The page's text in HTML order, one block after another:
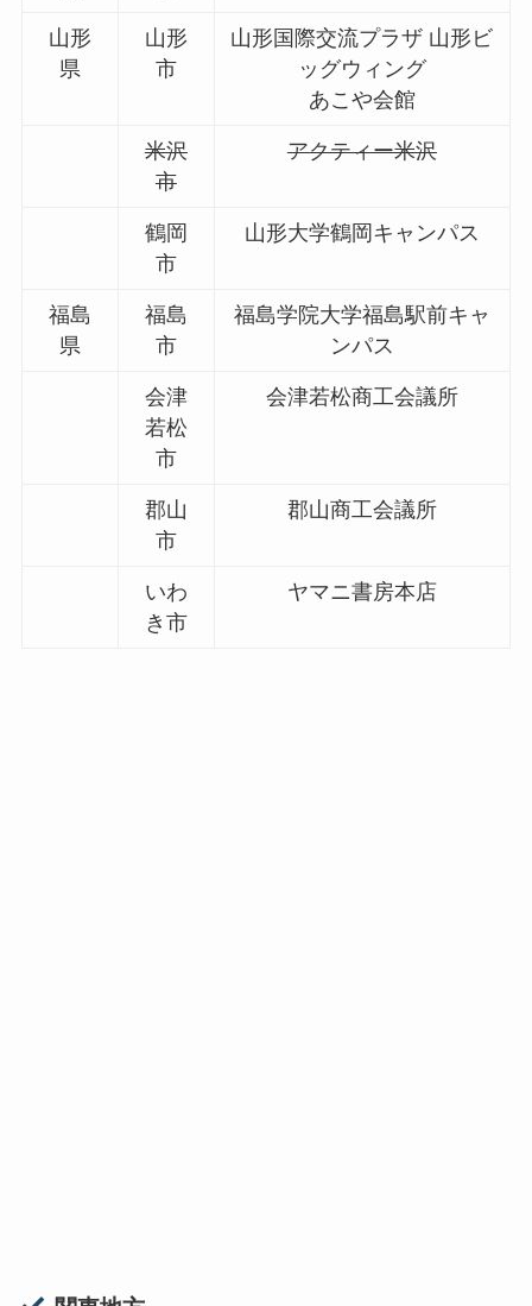
山形
県
山形
市
山形国際交流プラザ 山形ビ
ッグウィング
あこや会館
米沢
市
アクティー米沢
鶴岡
市
山形大学鶴岡キャンパス
福島
県
福島
市
福島学院大学福島駅前キャ
ンパス
会津
若松
市
会津若松商工会議所
郡山
市
郡山商工会議所
いわ
き市
ヤマニ書房本店